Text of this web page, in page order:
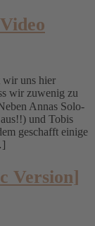
wir uns hier
wir zuwenig zu
Annas Solo-
und Tobis
geschafft einige
Version]